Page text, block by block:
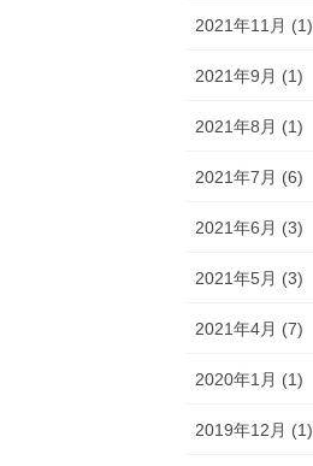
2021年11月 (1)
2021年9月 (1)
2021年8月 (1)
2021年7月 (6)
2021年6月 (3)
2021年5月 (3)
2021年4月 (7)
2020年1月 (1)
2019年12月 (1)